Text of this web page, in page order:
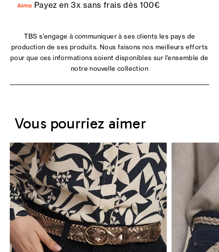
Payez en 3x sans frais dès 100€
TBS s'engage à communiquer à ses clients les pays de
production de ses produits. Nous faisons nos meilleurs efforts
pour que ces informations soient disponibles sur l'ensemble de
notre nouvelle collection
Vous pourriez aimer